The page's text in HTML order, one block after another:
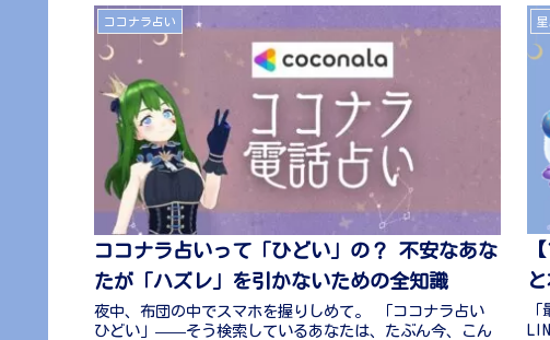
ココナラ占い
ココナラ占いって「ひどい」の？ 不安なあな
たが「ハズレ」を引かないための全知識
夜中、布団の中でスマホを握りしめて。 「ココナラ占い
ひどい」——そう検索しているあなたは、たぶん今、こん